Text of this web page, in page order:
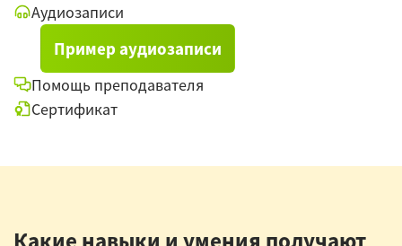
Аудиозаписи
Пример аудиозаписи
Помощь преподавателя
Сертификат
Какие навыки и умения получают